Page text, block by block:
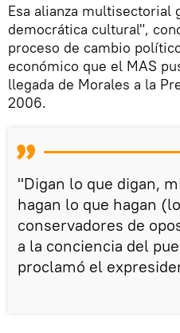
Esa alianza multisectorial
democrática cultural",
proceso de cambio
económico que el MAS
llegada de Morales a la
2006.
"Digan lo que digan,
hagan lo que hagan
conservadores de
a la conciencia del
proclamó el